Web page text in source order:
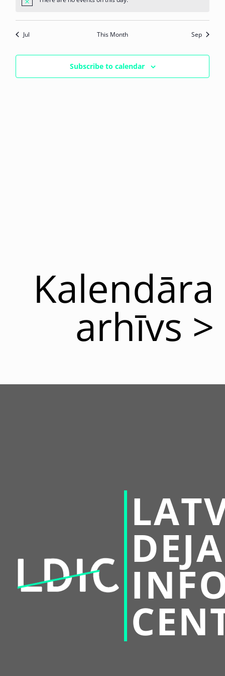
Notice
Jul This Month Sep
Subscribe to calendar
Kalendāra
arhīvs >